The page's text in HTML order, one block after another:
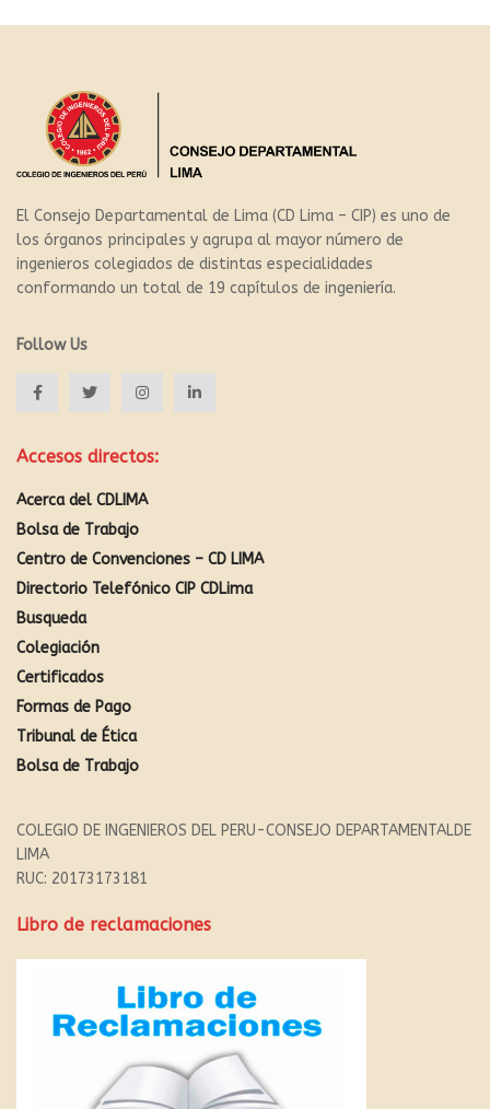
El Consejo Departamental de Lima (CD Lima – CIP) es uno de
los órganos principales y agrupa al mayor número de
ingenieros colegiados de distintas especialidades
conformando un total de 19 capítulos de ingeniería.
Follow Us
Accesos directos:
Acerca del CDLIMA
Bolsa de Trabajo
Centro de Convenciones – CD LIMA
Directorio Telefónico CIP CDLima
Busqueda
Colegiación
Certificados
Formas de Pago
Tribunal de Ética
Bolsa de Trabajo
COLEGIO DE INGENIEROS DEL PERU-CONSEJO DEPARTAMENTALDE
LIMA
RUC: 20173173181
Libro de reclamaciones